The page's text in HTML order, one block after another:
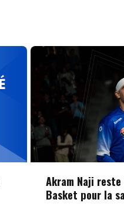
Akram Naji
Basket pour la